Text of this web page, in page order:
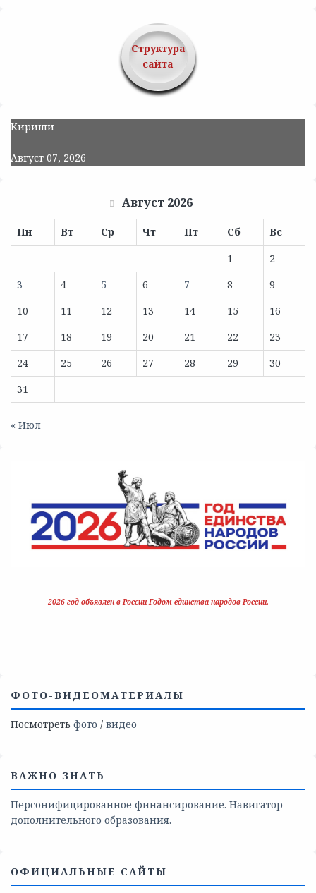
Структура
сайта
Кириши
Август 07, 2026
Август 2026
Пн Вт Ср Чт Пт Сб
Вс
1
2
3
4 5 6 7 8
9
10
11 12 13 14 15
16
17
18 19 20 21 22
23
24
25 26 27 28 29
30
31
« Июл
2026 год объявлен в России Годом единства народов России.
ФОТО-ВИДЕОМАТЕРИАЛЫ
Посмотреть фото / видео
ВАЖНО ЗНАТЬ
Персонифицированное финансирование. Навигатор
дополнительного образования.
ОФИЦИАЛЬНЫЕ САЙТЫ